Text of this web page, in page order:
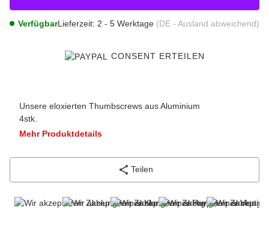
VerfügbarLieferzeit: 2 - 5 Werktage (DE - Ausland abweichend)
CONSENT ERTEILEN
Unsere eloxierten Thumbscrews aus Aluminium
4stk.
Mehr Produktdetails
Teilen